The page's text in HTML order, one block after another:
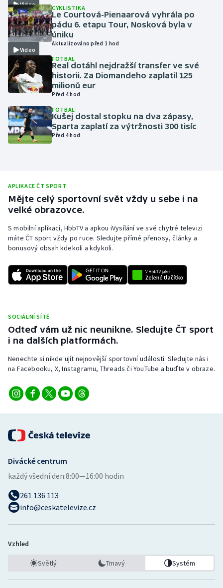
Judo
Krasobruslení
Lezení
Lyže a snowboard
Moderní pětiboj
Motorsport
Plavání
Plážový volejbal
Ragby
Rychlobruslení
Short track
Sportovní střelba
Stolní tenis
Triatlon
Vodní slalom
Ostatní
Video
Video
CYKLISTIKA
Le Courtová-Pienaarová vyhrála po
pádu 6. etapu Tour, Nosková byla v
úniku
Aktualizováno před 1 hod
FOTBAL
Real dotáhl nejdražší transfer ve své
historii. Za Diomandeho zaplatil 125
milionů eur
Před 4 hod
FOTBAL
Kušej dostal stopku na dva zápasy,
Sparta zaplatí za výtržnosti 300 tisíc
Před 4 hod
APLIKACE ČT SPORT
Mějte celý sportovní svět vždy u sebe i na
velké obrazovce.
S mobilní aplikací, HbbTV a apkou iVysílání ve své chytré televizi
máte ČT sport vždy po ruce. Sledujte přímé přenosy, články a
bonusový obsah kdekoli a kdykoli.
SOCIÁLNÍ SÍTĚ
Odteď vám už nic neunikne. Sledujte ČT sport
i na dalších platformách.
Nenechte si nikde ujít nejnovější sportovní události. Sledujte nás i
na Facebooku, X, Instagramu, Threads či YouTube a buďte v obraze.
Divácké centrum
každý všední den:8:00—16:00 hodin
261 136 113
info@ceskatelevize.cz
Vzhled
Světlý Tmavý Systém